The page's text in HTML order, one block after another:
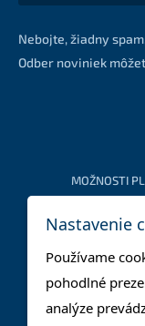
Nebojte, žiadny
Odber noviniek
MOŽNOSTI
Nastavenie
Používame
pohodlné
analýze